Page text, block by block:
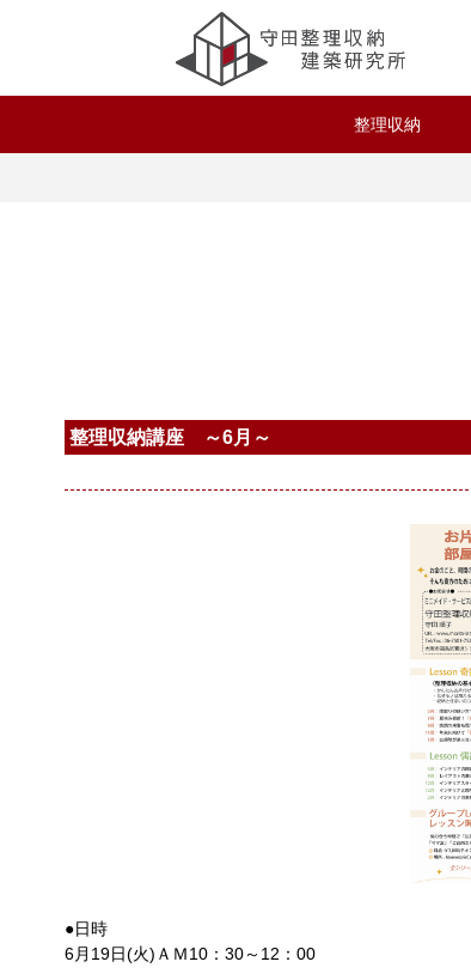
整理収納
整理収納講座 ～6月～
●日時
6月19日(火)ＡＭ10：30～12：00